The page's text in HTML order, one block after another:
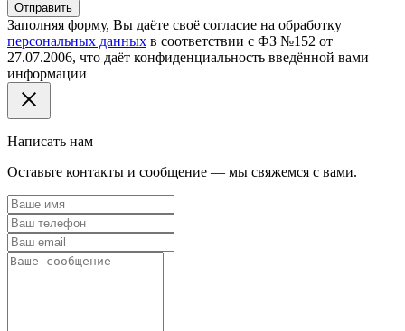
Отправить
Заполняя форму, Вы даёте своё согласие на обработку
персональных данных в соответствии с ФЗ №152 от
27.07.2006, что даёт конфиденциальность введённой вами
информации
Написать нам
Оставьте контакты и сообщение — мы свяжемся с вами.